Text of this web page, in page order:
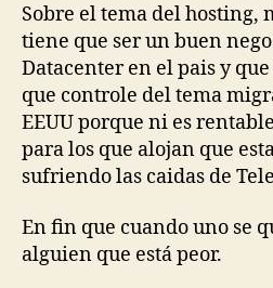
Sobre el tema del hosting,
tiene que ser un buen
Datacenter en el pais y
que controle del tema
EEUU porque ni es
para los que alojan que
sufriendo las caidas de
En fin que cuando uno se
alguien que está peor.